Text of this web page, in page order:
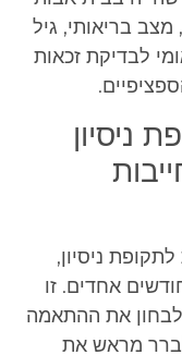
מצב בריאותי, גיל
לבדיקת זכאות
ניסיון
ניסיון,
אחדים. זו
את ההתאמה
מראש את